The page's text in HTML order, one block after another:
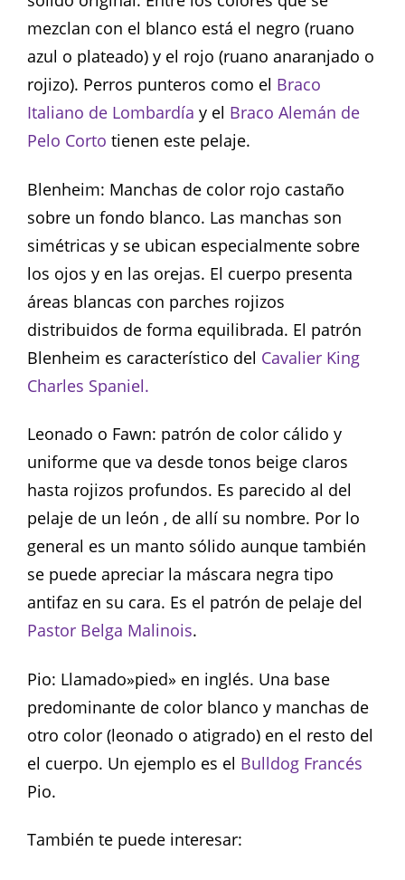
mezclan con el blanco está el negro (ruano
azul o plateado) y el rojo (ruano anaranjado o
rojizo). Perros punteros como el Braco
Italiano de Lombardía y el Braco Alemán de
Pelo Corto tienen este pelaje.
Blenheim: Manchas de color rojo castaño
sobre un fondo blanco. Las manchas son
simétricas y se ubican especialmente sobre
los ojos y en las orejas. El cuerpo presenta
áreas blancas con parches rojizos
distribuidos de forma equilibrada. El patrón
Blenheim es característico del Cavalier King
Charles Spaniel.
Leonado o Fawn: patrón de color cálido y
uniforme que va desde tonos beige claros
hasta rojizos profundos. Es parecido al del
pelaje de un león , de allí su nombre. Por lo
general es un manto sólido aunque también
se puede apreciar la máscara negra tipo
antifaz en su cara. Es el patrón de pelaje del
Pastor Belga Malinois.
Pio: Llamado»pied» en inglés. Una base
predominante de color blanco y manchas de
otro color (leonado o atigrado) en el resto del
el cuerpo. Un ejemplo es el Bulldog Francés
Pio.
También te puede interesar: